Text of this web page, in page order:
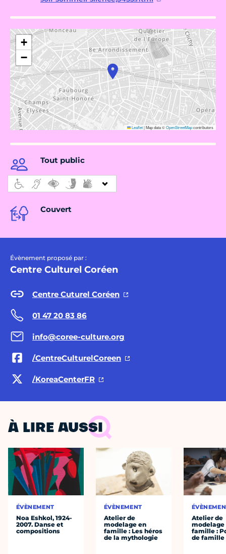
+
−
Leaflet|Map data ©OpenStreetMapcontributors
Tout public
Couvert
Évènement proposé par :
Centre Culturel Coréen
Centre Cuturel Coréen
01 47 20 83 86
info@coree-culture.org
/CentreCulturelCoreen
/KoreaCenterFR
À LIRE AUSSI
ÉVÈNEMENT
Noa Eshkol, 1924-
2007. Danse et
compositions
ÉVÈNEMENT
Atelier de
modelage en
famille : Les héros
de la mythologie
Atelier de
modelage
famille :
de famille